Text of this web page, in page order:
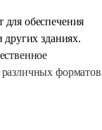
обеспечения
зданиях.
форматов